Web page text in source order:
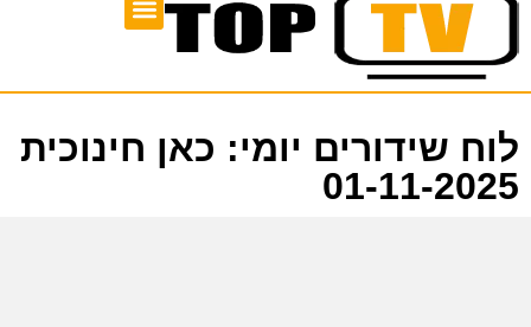
לוח שידורים יומי: כאן חינוכית
01-11-2025